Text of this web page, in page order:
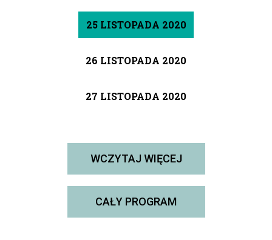
25 LISTOPADA 2020
26 LISTOPADA 2020
27 LISTOPADA 2020
WCZYTAJ WIĘCEJ
CAŁY PROGRAM